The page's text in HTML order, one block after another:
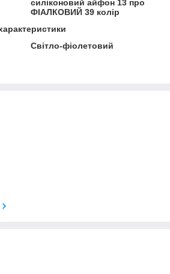
силіконовий айфон 13 про
ФІАЛКОВИЙ 39 колір
Світло-фіолетовий